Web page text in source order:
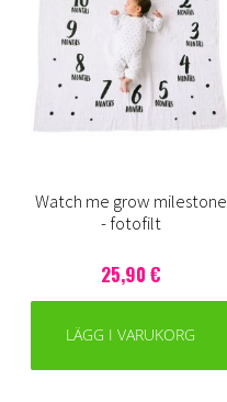
Watch me grow milestone
- fotofilt
25,90 €
LÄGG I VARUKORG